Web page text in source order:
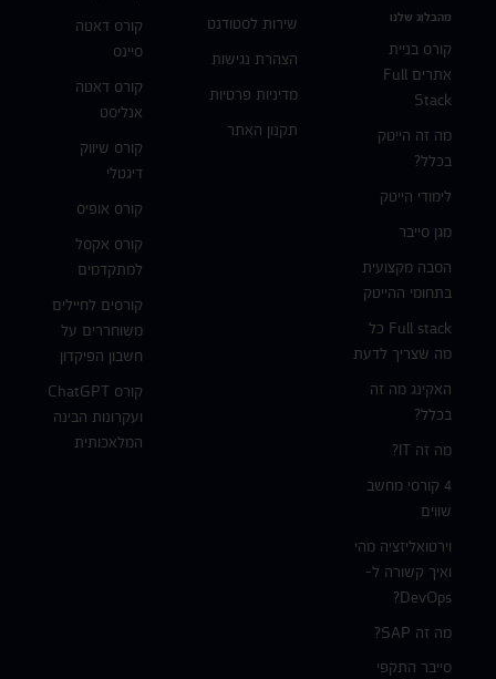
מהבלוג שלנו
קורס בניית
אתרים Full
Stack
מה זה הייטק
בכלל?
לימודי הייטק
מגן סייבר
הסבה מקצועית
בתחומי ההייטק
Full stack כל
מה שצריך לדעת
האקינג מה זה
בכלל?
מה זה IT?
4 קורסי מחשב
שווים
וירטואליזציה מהי
ואיך קשורה ל-
DevOps?
מה זה SAP?
סייבר התקפי
שירות לסטודנט
הצהרת נגישות
מדיניות פרטיות
תקנון האתר
קורס דאטה
סיינס
קורס דאטה
אנליסט
קורס שיווק
דיגטלי
קורס אופיס
קורס אקסל
למתקדמים
קורסים לחיילים
משוחררים על
חשבון הפיקדון
קורס ChatGPT
ועקרונות הבינה
המלאכותית